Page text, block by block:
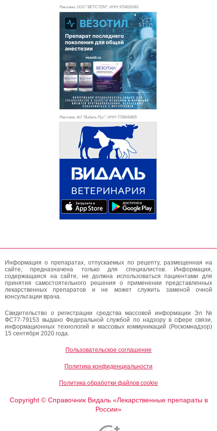
Реклама. ООО "ВЕТСТЕМ", ИНН 9724016361
Реклама. АО "Видаль Рус", ИНН 7728043605
Информация о препаратах, отпускаемых по рецепту, размещенная на
сайте, предназначена только для специалистов. Информация,
содержащаяся на сайте, не должна использоваться пациентами для
принятия самостоятельного решения о применении представленных
лекарственных препаратов и не может служить заменой очной
консультации врача.
Свидетельство о регистрации средства массовой информации Эл №
ФС77-79153 выдано Федеральной службой по надзору в сфере связи,
информационных технологий и массовых коммуникаций (Роскомнадзор)
15 сентября 2020 года.
Пользовательское соглашение
Политика конфиденциальности
Политика обработки файлов cookie
Copyright ©Справочник Видаль «Лекарственные препараты в
России»